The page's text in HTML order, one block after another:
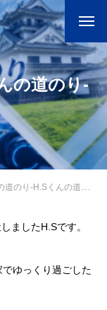
の道のり-
のり-H.Sくんの道のり-
ましたH.Sです。
ゆっくり過ごした